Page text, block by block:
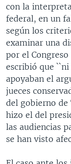
con la
federal, en un
según los
examinar una
por el
escribió que
apoyaban el
jueces
del gobierno
hizo el del
las audiencias
se han visto